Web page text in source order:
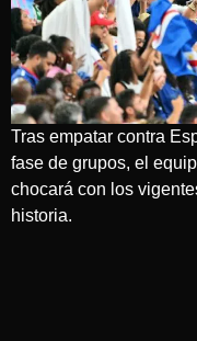
Tras empatar contra
fase de grupos, el
chocará con los
historia.